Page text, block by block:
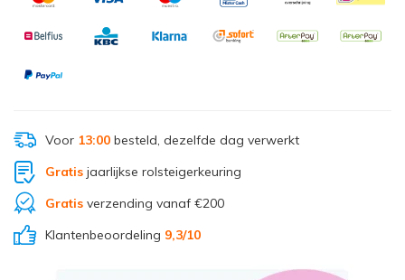
Voor 13:00besteld, dezelfde dag verwerkt
Gratisjaarlijkse rolsteigerkeuring
Gratisverzending vanaf €200
Klantenbeoordeling 9,3/10